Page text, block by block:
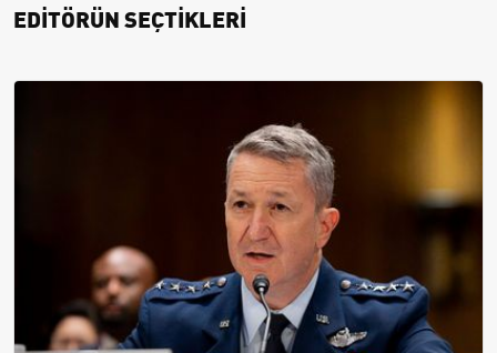
EDİTÖRÜN SEÇTİKLERİ